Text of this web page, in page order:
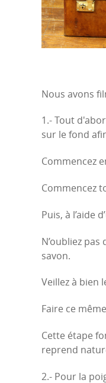
Nous avons
1.- Tout
sur le fond
Commencez
Commencez
Puis, à l’aide
N’oubliez
savon.
Veillez à bien
Faire ce
Cette étape
reprend
2.- Pour la